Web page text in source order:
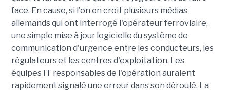
face. En cause, si l'on en croit plusieurs médias
allemands qui ont interrogé l'opérateur ferroviaire,
une simple mise à jour logicielle du système de
communication d'urgence entre les conducteurs, les
régulateurs et les centres d'exploitation. Les
équipes IT responsables de l'opération auraient
rapidement signalé une erreur dans son déroulé. La